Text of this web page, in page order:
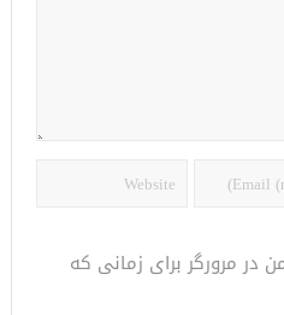
در مرورگر برای زمانی که